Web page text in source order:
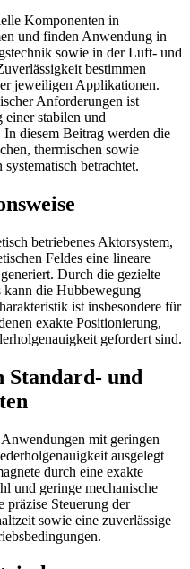
Komponenten in
und finden Anwendung in
sowie in der Luft- und
bestimmen
jeweiligen Applikationen.
Anforderungen ist
einer stabilen und
diesem Beitrag werden die
thermischen sowie
betrachtet.
betriebenes Aktorsystem,
Feldes eine lineare
Durch die gezielte
kann die Hubbewegung
ist insbesondere für
exakte Positionierung,
gefordert sind.
Standard- und
mit geringen
ausgelegt
durch eine exakte
und geringe mechanische
präzise Steuerung der
sowie eine zuverlässige